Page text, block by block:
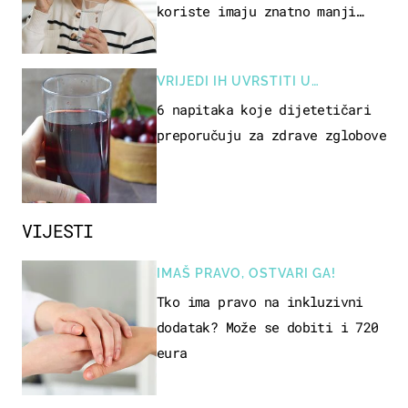
VIJESTI
IMAŠ PRAVO, OSTVARI GA!
Tko ima pravo na inkluzivni
dodatak? Može se dobiti i 720
eura
koriste imaju znatno manji
VRIJEDI IH UVRSTITI U
PREHRANU
6 napitaka koje dijetetičari
preporučuju za zdrave zglobove